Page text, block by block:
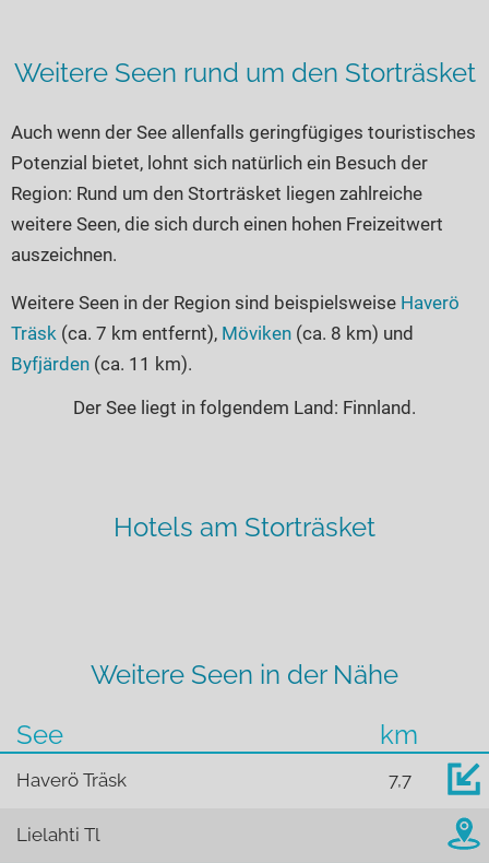
Norwegen
alle Länder…
Weitere Seen rund um den Storträsket
Auch wenn der See allenfalls geringfügiges touristisches
Potenzial bietet, lohnt sich natürlich ein Besuch der
Region: Rund um den Storträsket liegen zahlreiche
weitere Seen, die sich durch einen hohen Freizeitwert
auszeichnen.
Weitere Seen in der Region sind beispielsweise Haverö
Träsk (ca. 7 km entfernt), Möviken (ca. 8 km) und
Byfjärden (ca. 11 km).
Der See liegt in folgendem Land: Finnland.
Hotels am Storträsket
Weitere Seen in der Nähe
See
km
Haverö Träsk 7,7
Lielahti Tl